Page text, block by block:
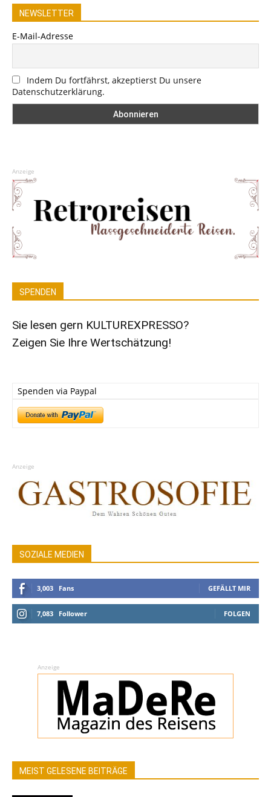
NEWSLETTER
E-Mail-Adresse
Indem Du fortfährst, akzeptierst Du unsere
Datenschutzerklärung.
Anzeige
SPENDEN
Sie lesen gern KULTUREXPRESSO?
Zeigen Sie Ihre Wertschätzung!
Spenden via Paypal
Anzeige
SOZIALE MEDIEN
3,003 Fans GEFÄLLT MIR
7,083 Follower FOLGEN
Anzeige
MEIST GELESENE BEITRÄGE